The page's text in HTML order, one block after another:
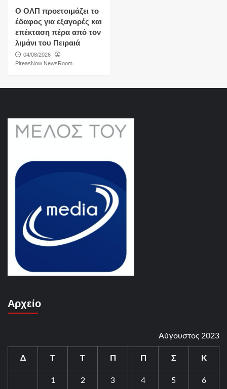
O ΟΛΠ προετοιμάζει το
έδαφος για εξαγορές και
επέκταση πέρα από τον
λιμάνι του Πειραιά
04/08/2026
PireasNow NewsRoom
Αρχείο
Αύγουστος 2023
Δ Τ Τ Π Π Σ Κ
1 2 3 4 5 6